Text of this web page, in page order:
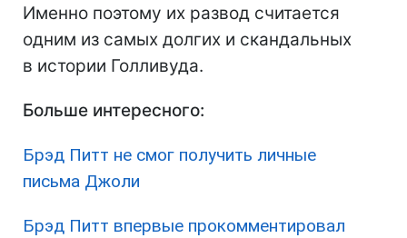
Именно поэтому их развод считается
одним из самых долгих и скандальных
в истории Голливуда.
Больше интересного:
Брэд Питт не смог получить личные
письма Джоли
Брэд Питт впервые прокомментировал